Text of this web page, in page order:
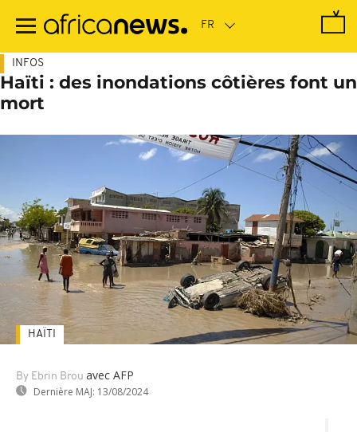
contenu
INFOS
Haïti : des inondations côtières font un
mort
By Ebrin Brou avec AFP
Dernière MAJ: 13/08/2024
HAÏTI